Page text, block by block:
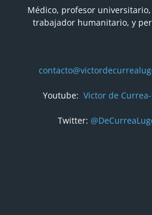
Médico, profesor
trabajador humanitario, y
Youtube: Victor de
Twitter: